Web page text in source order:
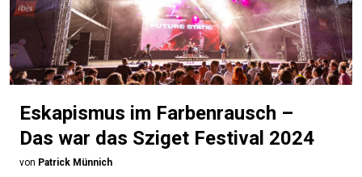
Eskapismus im Farbenrausch –
Das war das Sziget Festival 2024
von Patrick Münnich